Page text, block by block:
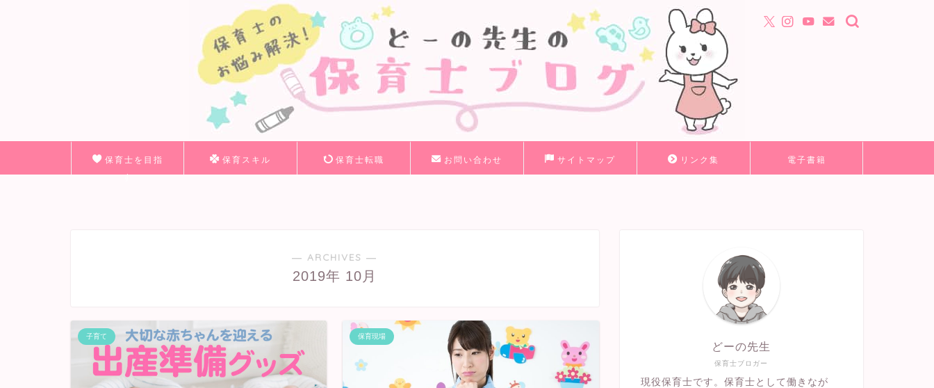
保育士を目指
す
保育スキル 保育士転職 お問い合わせ サイトマップ リンク集 電子書籍
― ARCHIVES ―
2019年 10月
子育て 保育現場
保育士ブロガー
どーの先生
現役保育士です。保育士として働きなが